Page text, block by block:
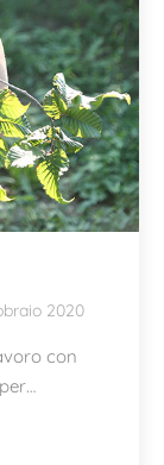
2020
con